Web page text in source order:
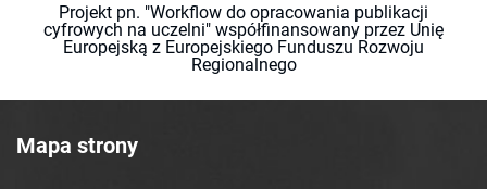
Projekt pn. "Workflow do opracowania publikacji
cyfrowych na uczelni" współfinansowany przez Unię
Europejską z Europejskiego Funduszu Rozwoju
Regionalnego
Mapa strony